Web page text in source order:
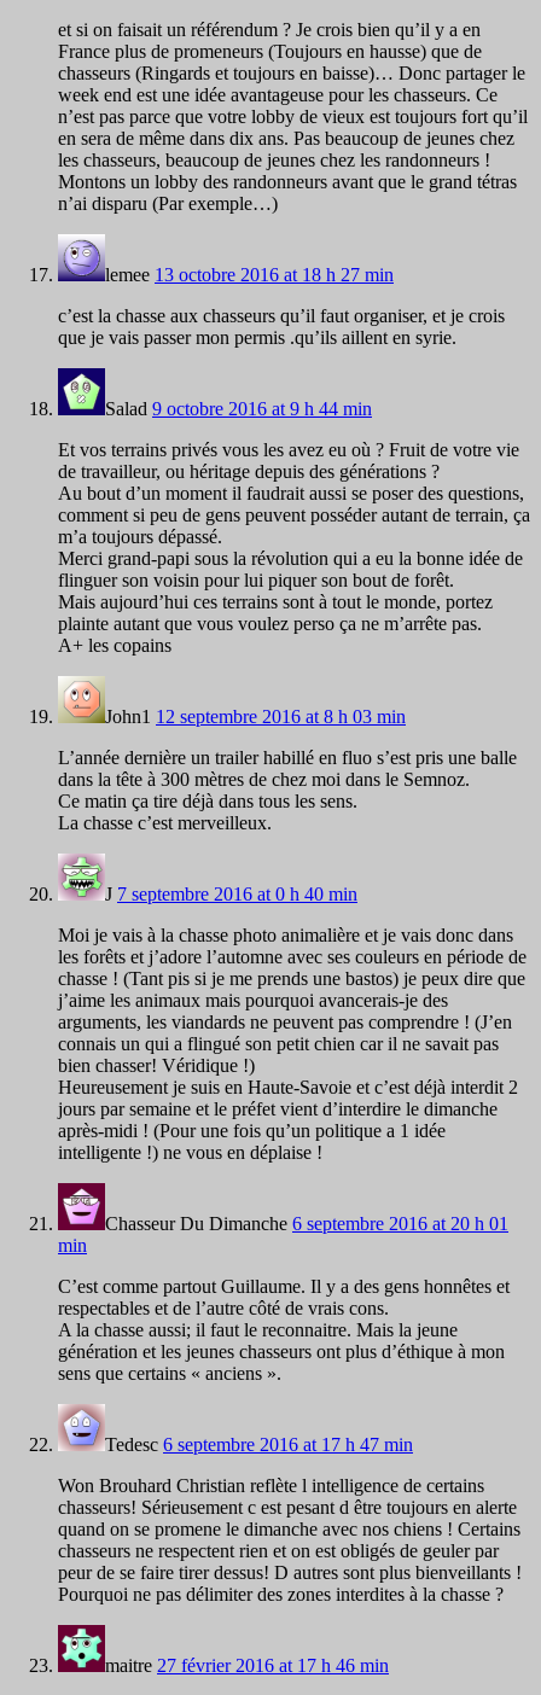
et si on faisait un référendum ? Je crois bien qu’il y a en
France plus de promeneurs (Toujours en hausse) que de
chasseurs (Ringards et toujours en baisse)… Donc partager le
week end est une idée avantageuse pour les chasseurs. Ce
n’est pas parce que votre lobby de vieux est toujours fort qu’il
en sera de même dans dix ans. Pas beaucoup de jeunes chez
les chasseurs, beaucoup de jeunes chez les randonneurs !
Montons un lobby des randonneurs avant que le grand tétras
n’ai disparu (Par exemple…)
lemee 13 octobre 2016 at 18 h 27 min
c’est la chasse aux chasseurs qu’il faut organiser, et je crois
que je vais passer mon permis .qu’ils aillent en syrie.
Salad 9 octobre 2016 at 9 h 44 min
Et vos terrains privés vous les avez eu où ? Fruit de votre vie
de travailleur, ou héritage depuis des générations ?
Au bout d’un moment il faudrait aussi se poser des questions,
comment si peu de gens peuvent posséder autant de terrain, ça
m’a toujours dépassé.
Merci grand-papi sous la révolution qui a eu la bonne idée de
flinguer son voisin pour lui piquer son bout de forêt.
Mais aujourd’hui ces terrains sont à tout le monde, portez
plainte autant que vous voulez perso ça ne m’arrête pas.
A+ les copains
John1 12 septembre 2016 at 8 h 03 min
L’année dernière un trailer habillé en fluo s’est pris une balle
dans la tête à 300 mètres de chez moi dans le Semnoz.
Ce matin ça tire déjà dans tous les sens.
La chasse c’est merveilleux.
J 7 septembre 2016 at 0 h 40 min
Moi je vais à la chasse photo animalière et je vais donc dans
les forêts et j’adore l’automne avec ses couleurs en période de
chasse ! (Tant pis si je me prends une bastos) je peux dire que
j’aime les animaux mais pourquoi avancerais-je des
arguments, les viandards ne peuvent pas comprendre ! (J’en
connais un qui a flingué son petit chien car il ne savait pas
bien chasser! Véridique !)
Heureusement je suis en Haute-Savoie et c’est déjà interdit 2
jours par semaine et le préfet vient d’interdire le dimanche
après-midi ! (Pour une fois qu’un politique a 1 idée
intelligente !) ne vous en déplaise !
Chasseur Du Dimanche 6 septembre 2016 at 20 h 01
min
C’est comme partout Guillaume. Il y a des gens honnêtes et
respectables et de l’autre côté de vrais cons.
A la chasse aussi; il faut le reconnaitre. Mais la jeune
génération et les jeunes chasseurs ont plus d’éthique à mon
sens que certains « anciens ».
Tedesc 6 septembre 2016 at 17 h 47 min
Won Brouhard Christian reflète l intelligence de certains
chasseurs! Sérieusement c est pesant d être toujours en alerte
quand on se promene le dimanche avec nos chiens ! Certains
chasseurs ne respectent rien et on est obligés de geuler par
peur de se faire tirer dessus! D autres sont plus bienveillants !
Pourquoi ne pas délimiter des zones interdites à la chasse ?
maitre 27 février 2016 at 17 h 46 min